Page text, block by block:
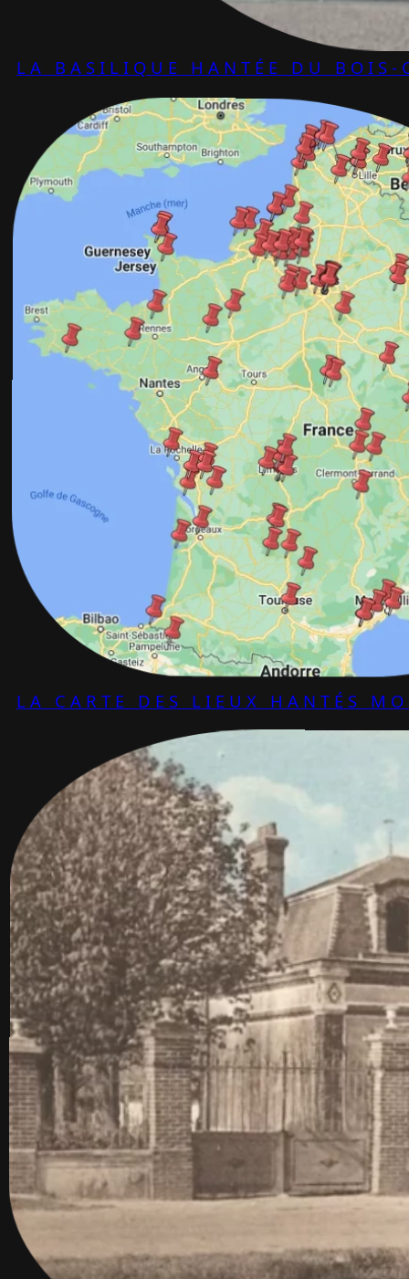
LA BASILIQUE HANTÉE DU BOIS-
LA CARTE DES LIEUX HANTÉS